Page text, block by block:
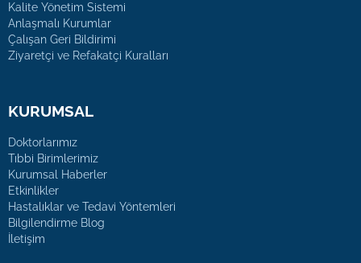
Kalite Yönetim Sistemi
Anlaşmalı Kurumlar
Çalışan Geri Bildirimi
Ziyaretçi ve Refakatçi Kuralları
KURUMSAL
Doktorlarımız
Tıbbi Birimlerimiz
Kurumsal Haberler
Etkinlikler
Hastalıklar ve Tedavi Yöntemleri
Bilgilendirme Blog
İletişim